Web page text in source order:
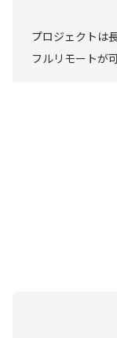
プロジェクトは
フルリモートが